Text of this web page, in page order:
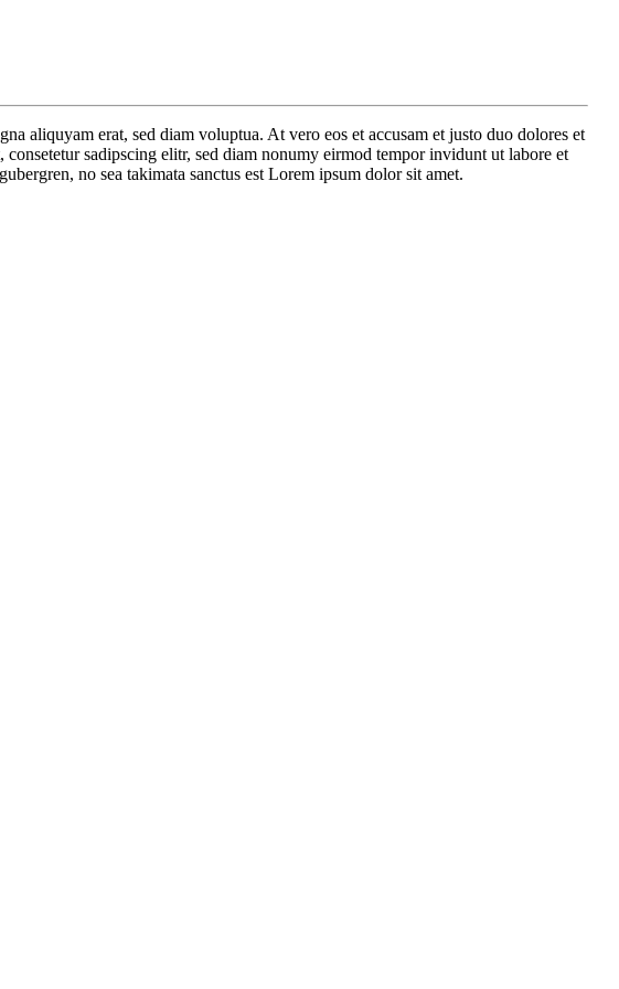
aliquyam erat, sed diam voluptua. At vero eos et accusam et justo duo dolores et
sadipscing elitr, sed diam nonumy eirmod tempor invidunt ut labore et
no sea takimata sanctus est Lorem ipsum dolor sit amet.